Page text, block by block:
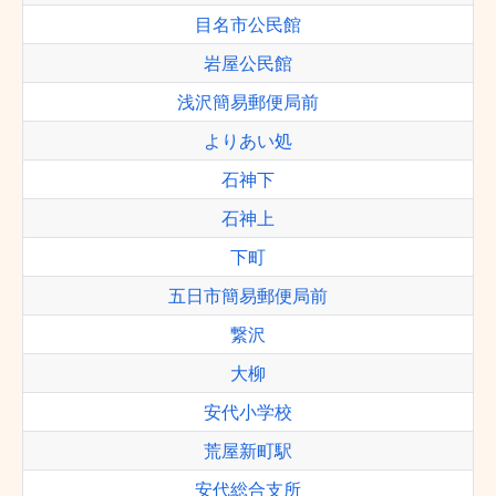
目名市公民館
岩屋公民館
浅沢簡易郵便局前
よりあい処
石神下
石神上
下町
五日市簡易郵便局前
繋沢
大柳
安代小学校
荒屋新町駅
安代総合支所